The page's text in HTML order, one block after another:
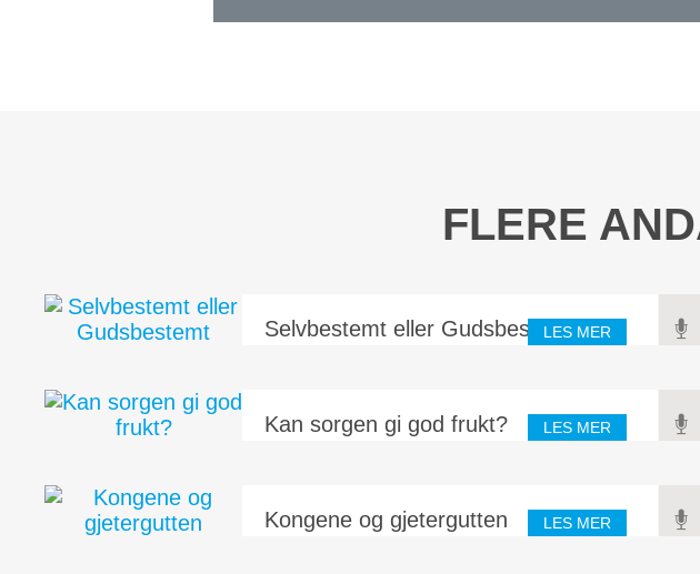
FLERE
Selvbestemt eller GudsbestemtLES MER
Kan sorgen gi god frukt? LES MER
Kongene og gjetergutten LES MER